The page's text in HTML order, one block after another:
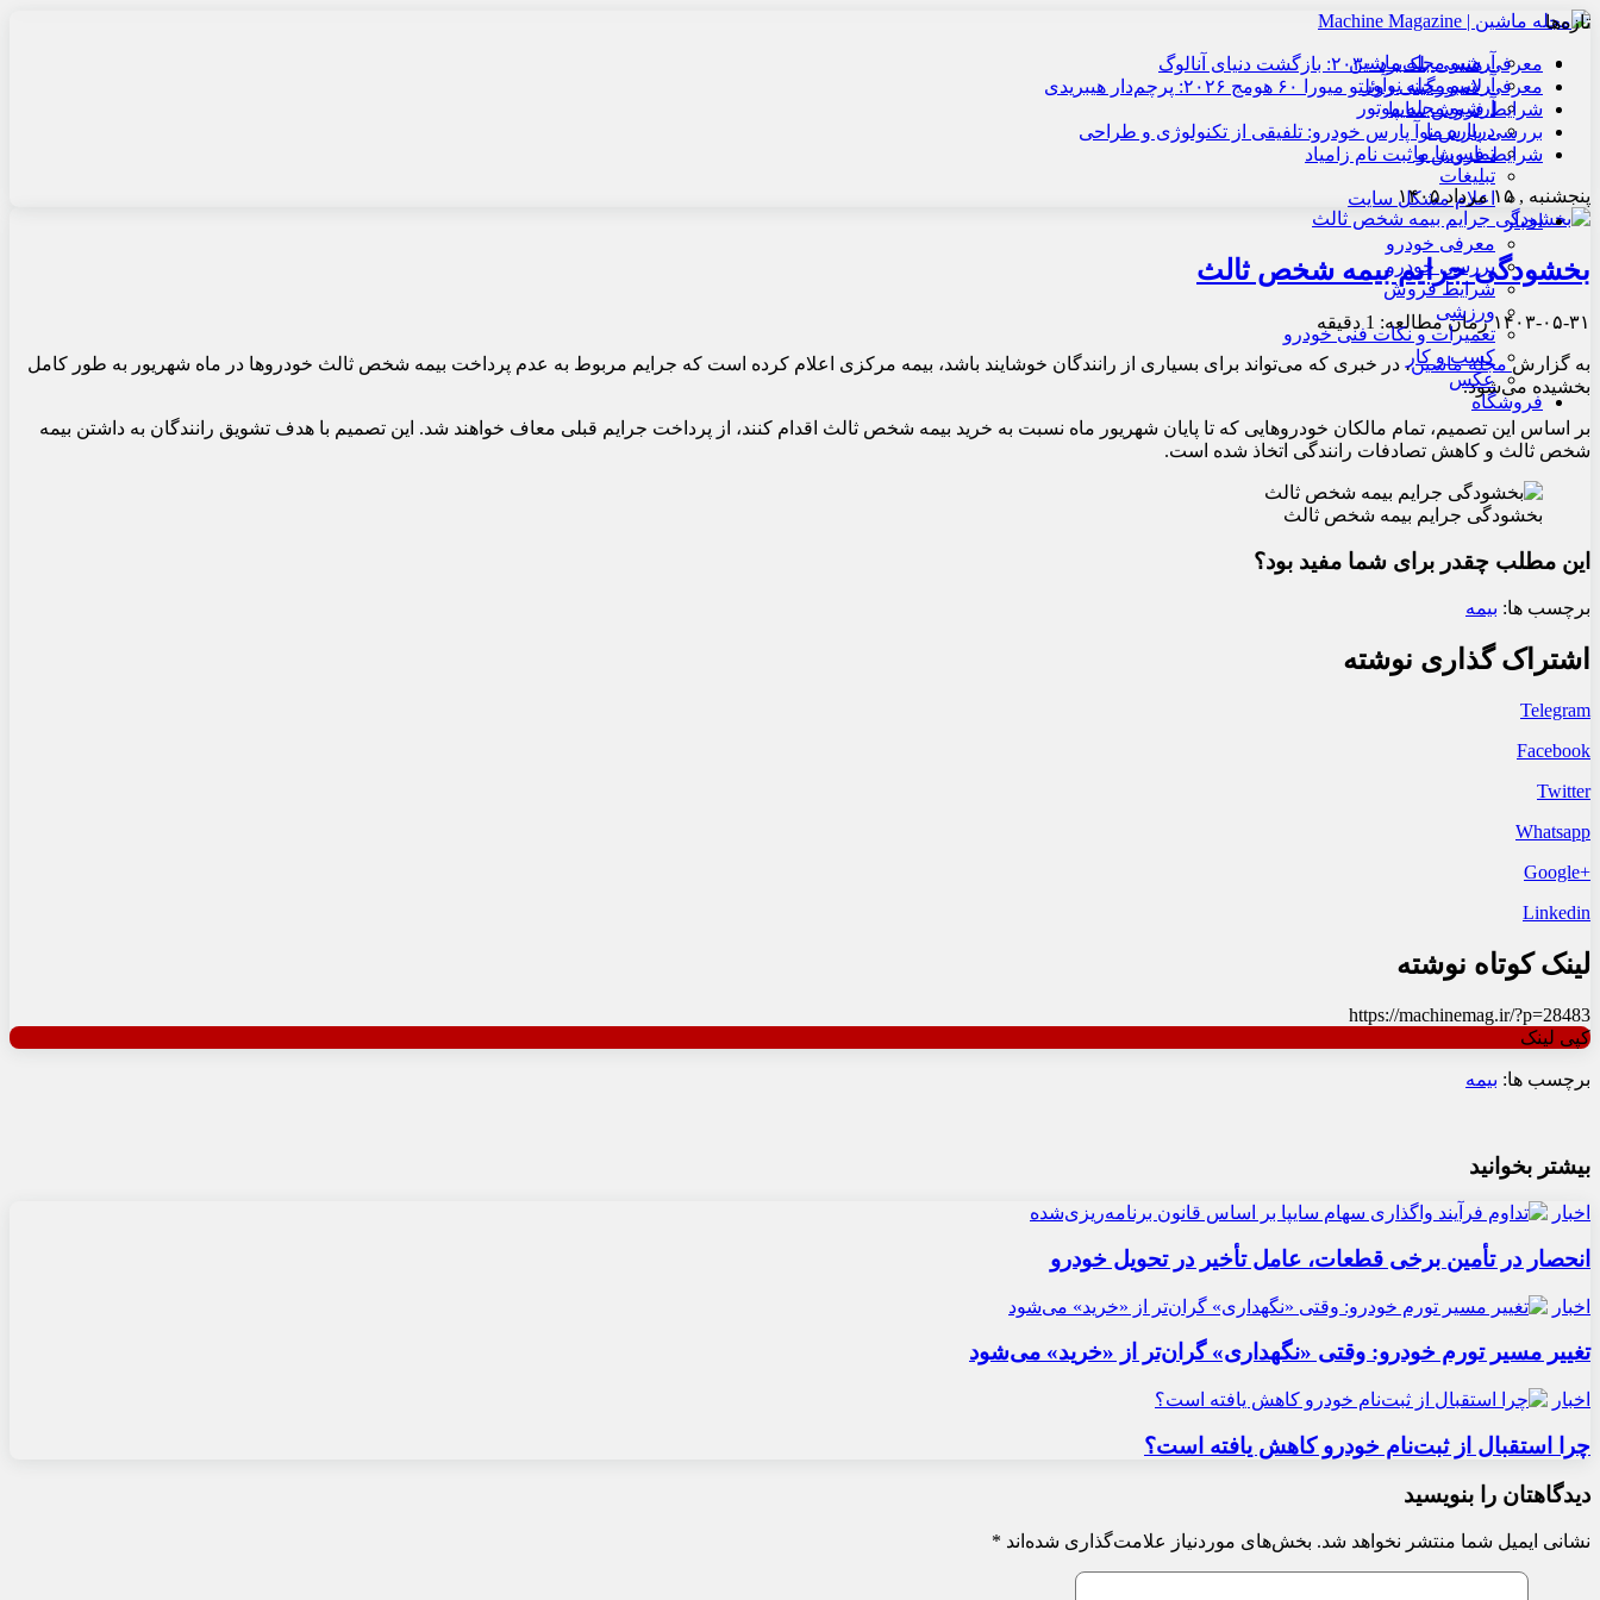
آرشیو مجله ماشین
آرشیو مجله نوآور
آرشیو مجله موتور
درباره ما
تماس با ما
تبلیغات
اعلام مشکل سایت
اخبار
معرفی خودرو
بررسی خودرو
شرایط فروش
ورزشی
تعمیرات و نکات فنی خودرو
کسب و کار
عکس
فروشگاه
تازه‌ها
معرفی هنسی بلک‌برد ۲۰۳۰: بازگشت دنیای آنالوگ
معرفی لامبورگینی روئلتو میورا ۶۰ هومج ۲۰۲۶: پرچم‌دار هیبریدی
شرایط فروش سایپا
بررسی پارس نوآ پارس خودرو: تلفیقی از تکنولوژی و طراحی
شرایط فروش و ثبت نام زامیاد
پنجشنبه , ۱۵ مرداد ۱۴۰۵
بخشودگی جرایم بیمه شخص ثالث
۱۴۰۳-۰۵-۳۱زمان مطالعه: 1 دقیقه
به گزارشمجله ماشین، در خبری که می‌تواند برای بسیاری از رانندگان خوشایند باشد، بیمه مرکزی اعلام کرده است که جرایم مربوط به عدم پرداخت بیمه شخص ثالث خودروها در ماه شهریور به طور کامل
بخشیده می‌شود.
بر اساس این تصمیم، تمام مالکان خودروهایی که تا پایان شهریور ماه نسبت به خرید بیمه شخص ثالث اقدام کنند، از پرداخت جرایم قبلی معاف خواهند شد. این تصمیم با هدف تشویق رانندگان به داشتن بیمه
شخص ثالث و کاهش تصادفات رانندگی اتخاذ شده است.
بخشودگی جرایم بیمه شخص ثالث
این مطلب چقدر برای شما مفید بود؟
برچسب ها: بیمه
اشتراک گذاری نوشته
Telegram
Facebook
Twitter
Whatsapp
+Google
Linkedin
لینک کوتاه نوشته
https://machinemag.ir/?p=28483
کپی لینک
برچسب ها: بیمه
بیشتر بخوانید
اخبار
انحصار در تأمین برخی قطعات، عامل تأخیر در تحویل خودرو
اخبار
تغییر مسیر تورم خودرو: وقتی «نگهداری» گران‌تر از «خرید» می‌شود
اخبار
چرا استقبال از ثبت‌نام خودرو کاهش یافته است؟
دیدگاهتان را بنویسید
نشانی ایمیل شما منتشر نخواهد شد. بخش‌های موردنیاز علامت‌گذاری شده‌اند *